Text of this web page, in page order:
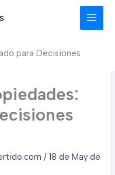
para Decisiones
/18 de May de